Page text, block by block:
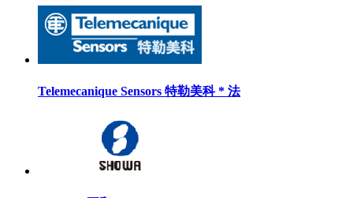
RIKEN OPTECH 理研光学 *